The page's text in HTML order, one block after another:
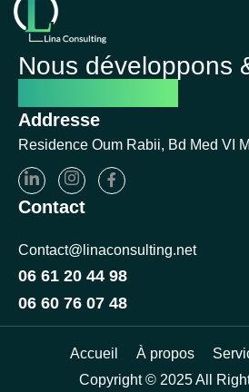
Nous développons
Addresse
Residence Oum Rabii, Bd Med VI
Contact
Contact@linaconsulting.net
06 61 20 44 98
06 60 76 07 48
Accueil À propos
Copyright © 2025 All